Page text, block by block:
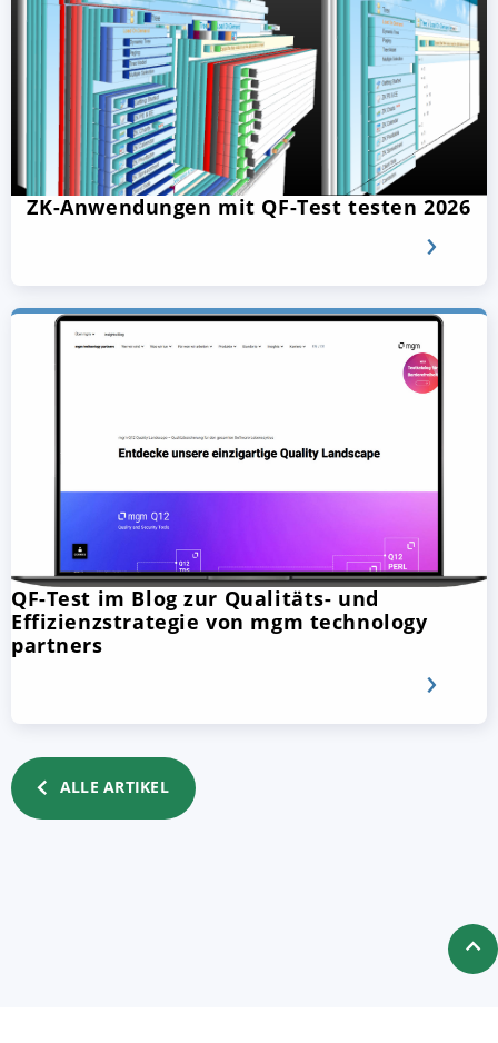
ZK-Anwendungen mit QF-Test testen 2026
QF-Test im Blog zur Qualitäts- und
Effizienzstrategie von mgm technology
partners
ALLE ARTIKEL